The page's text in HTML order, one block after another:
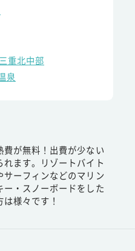
三重北中部
泉
費が無料！出費が少ない
ます。リゾートバイト
ーフィンなどのマリン
・スノーボードをした
様々です！